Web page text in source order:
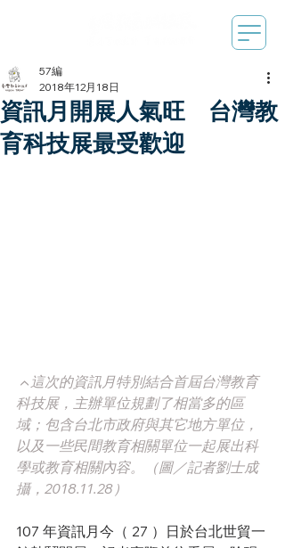
資訊月開展人氣旺 台灣教
育科技展最受歡迎
57編
2018年12月18日
▲這次的資訊月特別結合首屆台灣教育
科技展，主辦單位規劃了相當多的區
域；包含台北市政府與其它地方單位，
以及一些民間教育相關單位一起展出科
學或教育相關內容。（圖／記者劉士成
攝，2018.11.28）
107 年資訊月今（ 27 ）日於台北世貿一